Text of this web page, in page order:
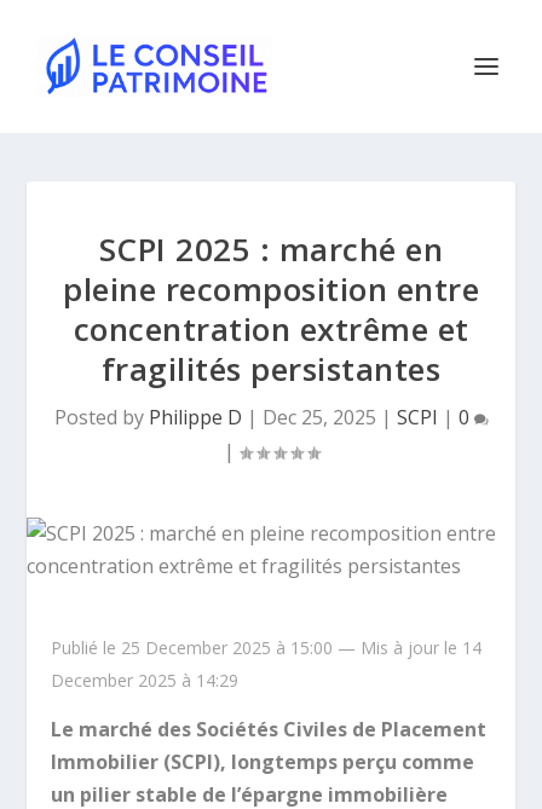
SCPI 2025 : marché en
pleine recomposition entre
concentration extrême et
fragilités persistantes
Posted by Philippe D | Dec 25, 2025 | SCPI | 0
|
Publié le 25 December 2025 à 15:00 — Mis à jour le 14
December 2025 à 14:29
Le marché des Sociétés Civiles de Placement
Immobilier (SCPI), longtemps perçu comme
un pilier stable de l’épargne immobilière